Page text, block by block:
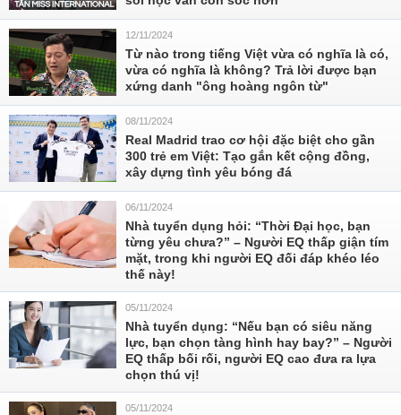
12/11/2024
Từ nào trong tiếng Việt vừa có nghĩa là có,
vừa có nghĩa là không? Trả lời được bạn
xứng danh "ông hoàng ngôn từ"
08/11/2024
Real Madrid trao cơ hội đặc biệt cho gần
300 trẻ em Việt: Tạo gắn kết cộng đồng,
xây dựng tình yêu bóng đá
06/11/2024
Nhà tuyển dụng hỏi: “Thời Đại học, bạn
từng yêu chưa?” – Người EQ thấp giận tím
mặt, trong khi người EQ đối đáp khéo léo
thế này!
05/11/2024
Nhà tuyển dụng: “Nếu bạn có siêu năng
lực, bạn chọn tàng hình hay bay?” – Người
EQ thấp bối rối, người EQ cao đưa ra lựa
chọn thú vị!
05/11/2024